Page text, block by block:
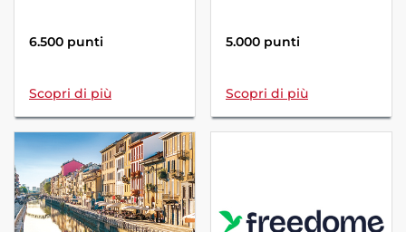
6.500 punti
Scopri di più
5.000 punti
Scopri di più